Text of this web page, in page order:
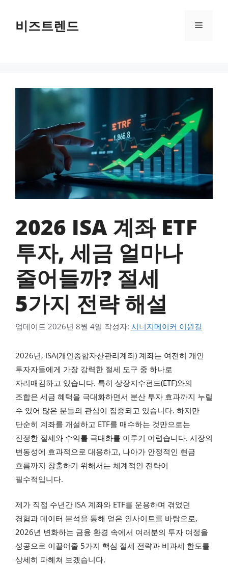
건너뛰기비즈트렌드 메뉴
2026 ISA 계좌 ETF
투자, 세금 얼마나
줄어들까? 절세
5가지 전략 해설
업데이트 2026년 8월 4일 작성자: 시너지메이커 이원길
2026년, ISA(개인종합자산관리계좌) 계좌는 여전히 개인
투자자들에게 가장 강력한 절세 도구 중 하나로
자리매김하고 있습니다. 특히 상장지수펀드(ETF)와의
조합은 세금 혜택을 극대화하면서 분산 투자 효과까지 누릴
수 있어 많은 분들의 관심이 집중되고 있습니다. 하지만
단순히 계좌를 개설하고 ETF를 매수하는 것만으로는
진정한 절세와 수익률 극대화를 이루기 어렵습니다. 시장의
변동성에 효과적으로 대응하고, 나아가 안정적인 현금
흐름까지 창출하기 위해서는 체계적인 전략이
필수적입니다.
제가 직접 수년간 ISA 계좌와 ETF를 운용하며 겪었던
경험과 데이터 분석을 통해 얻은 인사이트를 바탕으로,
2026년 변화하는 금융 환경 속에서 여러분의 투자 여정을
성공으로 이끌어줄 5가지 핵심 절세 전략과 비과세 한도를
상세히 파헤쳐 보겠습니다.